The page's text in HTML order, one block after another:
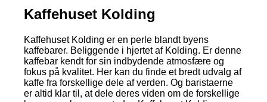
Kaffehuset Kolding
Kaffehuset Kolding er en perle blandt byens
kaffebarer. Beliggende i hjertet af Kolding. Er denne
kaffebar kendt for sin indbydende atmosfære og
fokus på kvalitet. Her kan du finde et bredt udvalg af
kaffe fra forskellige dele af verden. Og baristaerne
er altid klar til, at dele deres viden om de forskellige